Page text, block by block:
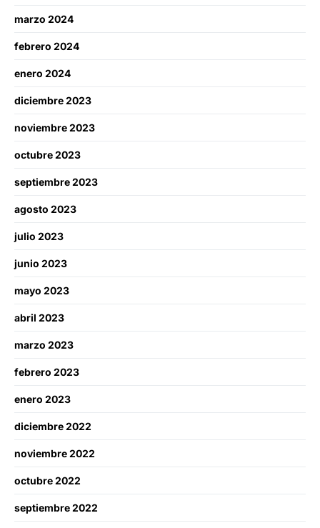
marzo 2024
febrero 2024
enero 2024
diciembre 2023
noviembre 2023
octubre 2023
septiembre 2023
agosto 2023
julio 2023
junio 2023
mayo 2023
abril 2023
marzo 2023
febrero 2023
enero 2023
diciembre 2022
noviembre 2022
octubre 2022
septiembre 2022